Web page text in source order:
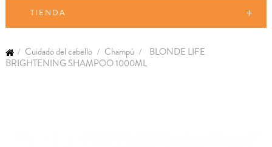
TIENDA
Cuidado del cabello Champú
BLONDE LIFE
BRIGHTENING SHAMPOO 1000ML